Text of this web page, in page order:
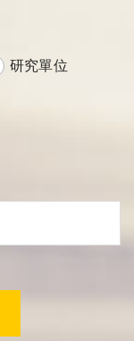
研究單位